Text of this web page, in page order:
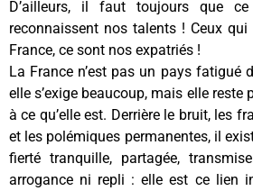
D’ailleurs, il faut toujours que
reconnaissent nos talents ! Ceux
France, ce sont nos expatriés !
La France n’est pas un pays fatigué
elle s’exige beaucoup, mais elle
à ce qu’elle est. Derrière le bruit, les
et les polémiques permanentes, il
fierté tranquille, partagée,
arrogance ni repli : elle est ce lien